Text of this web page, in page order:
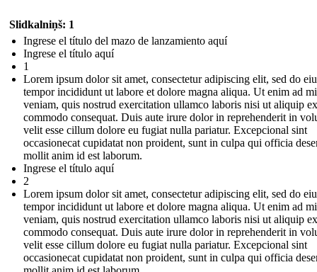
Slidkalniņš: 1
Ingrese el título del mazo de lanzamiento aquí
Ingrese el título aquí
1
Lorem ipsum dolor sit amet, consectetur adipiscing elit, sed do
tempor incididunt ut labore et dolore magna aliqua. Ut enim ad
veniam, quis nostrud exercitation ullamco laboris nisi ut aliquip
commodo consequat. Duis aute irure dolor in reprehenderit in
velit esse cillum dolore eu fugiat nulla pariatur. Excepcional sint
occasionecat cupidatat non proident, sunt in culpa qui officia
mollit anim id est laborum.
Ingrese el título aquí
2
Lorem ipsum dolor sit amet, consectetur adipiscing elit, sed do
tempor incididunt ut labore et dolore magna aliqua. Ut enim ad
veniam, quis nostrud exercitation ullamco laboris nisi ut aliquip
commodo consequat. Duis aute irure dolor in reprehenderit in
velit esse cillum dolore eu fugiat nulla pariatur. Excepcional sint
occasionecat cupidatat non proident, sunt in culpa qui officia